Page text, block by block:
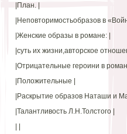
|План. |
|Неповторимостьобразов в
|Женские образы в романе: |
|суть их жизни,авторское
|Отрицательные героини в
|Положительные |
|Раскрытие образов Наташи и
|Талантливость Л.Н.Толстого |